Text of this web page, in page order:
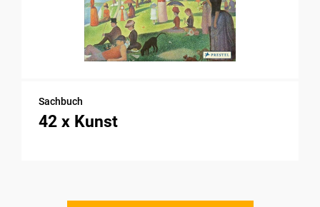
Sachbuch
42 x Kunst